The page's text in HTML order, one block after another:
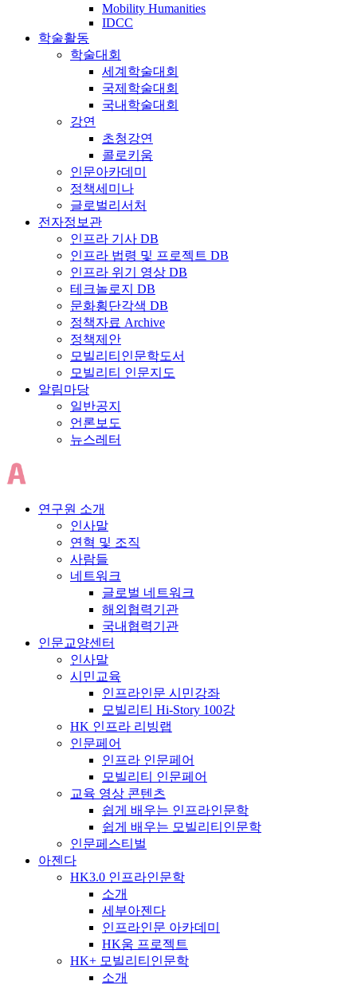
Mobility Humanities
IDCC
학술활동
학술대회
세계학술대회
국제학술대회
국내학술대회
강연
초청강연
콜로키움
인문아카데미
정책세미나
글로벌리서처
전자정보관
인프라 기사 DB
인프라 법령 및 프로젝트 DB
인프라 위기 영상 DB
테크놀로지 DB
문화횡단각색 DB
정책자료 Archive
정책제안
모빌리티인문학도서
모빌리티 인문지도
알림마당
일반공지
언론보도
뉴스레터
연구원 소개
인사말
연혁 및 조직
사람들
네트워크
글로벌 네트워크
해외협력기관
국내협력기관
인문교양센터
인사말
시민교육
인프라인문 시민강좌
모빌리티 Hi-Story 100강
HK 인프라 리빙랩
인문페어
인프라 인문페어
모빌리티 인문페어
교육 영상 콘텐츠
쉽게 배우는 인프라인문학
쉽게 배우는 모빌리티인문학
인문페스티벌
아젠다
HK3.0 인프라인문학
소개
세부아젠다
인프라인문 아카데미
HK움 프로젝트
HK+ 모빌리티인문학
소개